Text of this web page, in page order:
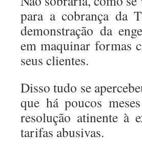
para a cobrança da
demonstração da
em maquinar formas
seus clientes.
Disso tudo se
que há poucos
resolução atinente à
tarifas abusivas.